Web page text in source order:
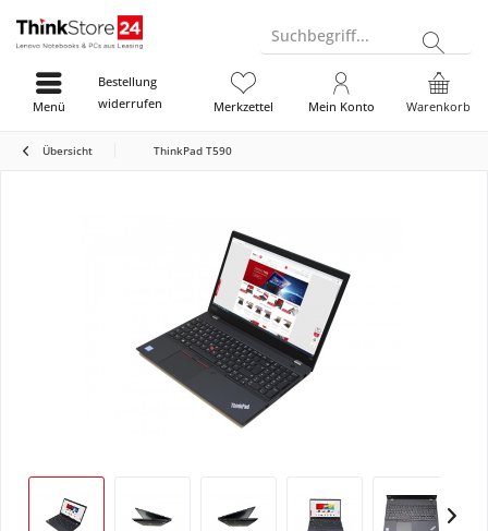
Suchbegriff...
Bestellung
widerrufen
Warenkorb
Merkzettel Mein Konto
Menü
Übersicht ThinkPad T590